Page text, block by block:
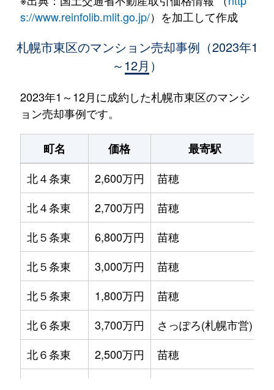
s://www.reinfolib.mlit.go.jp/）を加工して作成
札幌市東区のマンション売却事例（2023年1
～12月）
2023年1～12月に成約した札幌市東区のマンシ
ョン売却事例です。
町名 価格 最寄駅
北４条東
2,600万円 苗穂
北４条東
2,700万円 苗穂
北５条東
6,800万円 苗穂
北５条東
3,000万円 苗穂
北５条東
1,800万円 苗穂
北６条東
3,700万円 さっぽろ(札幌市営)
北６条東
2,500万円 苗穂